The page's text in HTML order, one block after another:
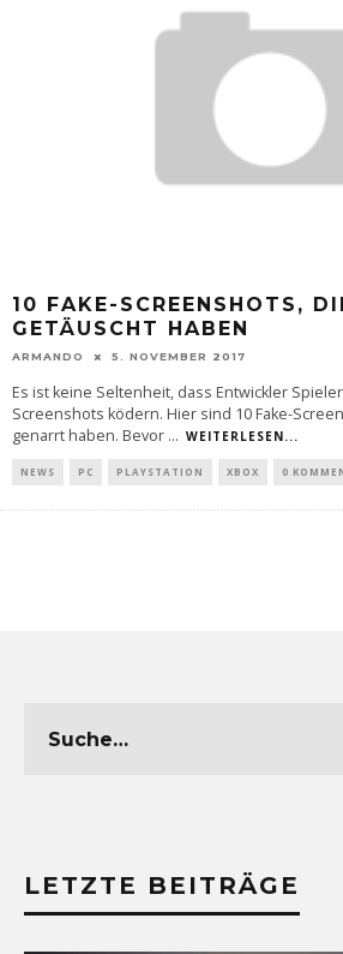
10 FAKE-SCREENSHOTS,
GETÄUSCHT HABEN
ARMANDO 5. NOVEMBER 2017
Es ist keine Seltenheit, dass Entwickler
Screenshots ködern. Hier sind 10 Fake-
genarrt haben. Bevor ... WEITERLESEN...
NEWS PC PLAYSTATION XBOX 0
LETZTE BEITRÄGE